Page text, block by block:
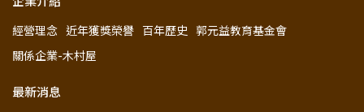
經營理念 近年獲獎榮譽 百年歷史 郭元益教育基金會
關係企業-木村屋
最新消息